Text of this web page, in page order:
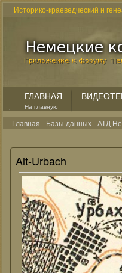
Историко-краеведческий и
ГЛАВНАЯ
На главную
Главная - Базы данных-АТД
Alt-Urbach